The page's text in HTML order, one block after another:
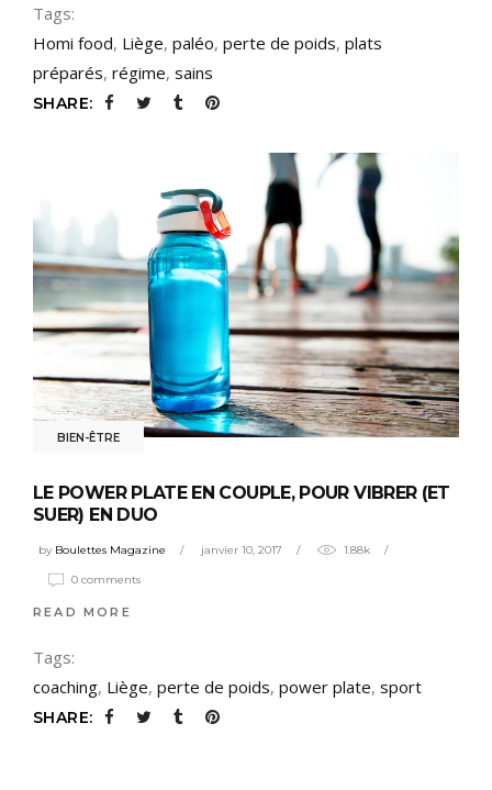
Tags:
Homi food, Liège, paléo, perte de poids, plats
préparés, régime, sains
SHARE:
BIEN-ÊTRE
LE POWER PLATE EN COUPLE, POUR VIBRER (ET
SUER) EN DUO
by Boulettes Magazine janvier 10, 2017 1.88k
0 comments
READ MORE
Tags:
coaching, Liège, perte de poids, power plate, sport
SHARE: